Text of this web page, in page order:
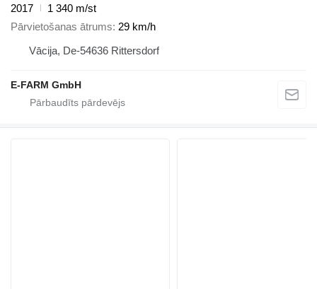
2017
1 340 m/st
Pārvietošanas ātrums 29 km/h
Vācija, De-54636 Rittersdorf
E-FARM GmbH